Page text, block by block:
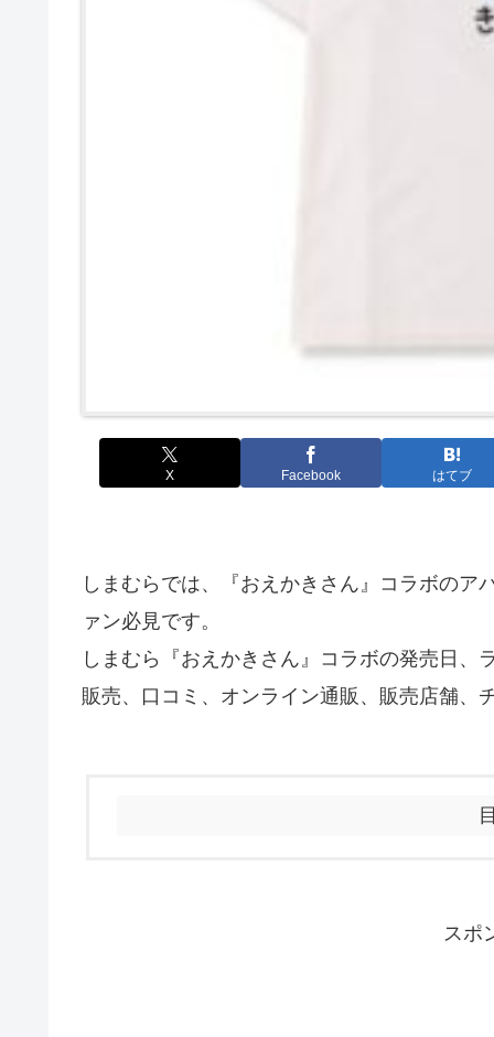
X Facebook はてブ
しまむらでは、『おえかきさん』コラボの
ァン必見です。
しまむら『おえかきさん』コラボの発売日
販売、口コミ、オンライン通販、販売店舗、
スポ